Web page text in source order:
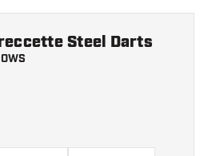
Steel Darts